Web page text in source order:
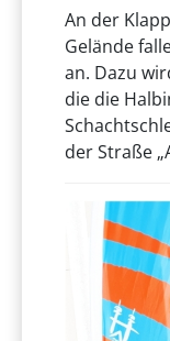
An der
Gelände
an. Dazu
die die
der Straße